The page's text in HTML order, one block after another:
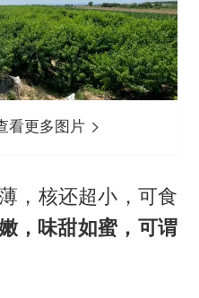
看更多图片
，核还超小，可食
，味甜如蜜，可谓